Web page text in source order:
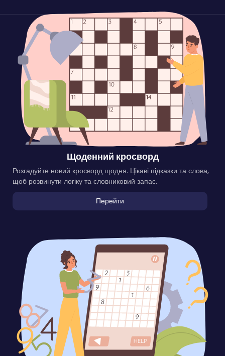
Щоденний кросворд
Розгадуйте новий кросворд щодня. Цікаві підказки та слова,
щоб розвинути логіку та словниковий запас.
Перейти